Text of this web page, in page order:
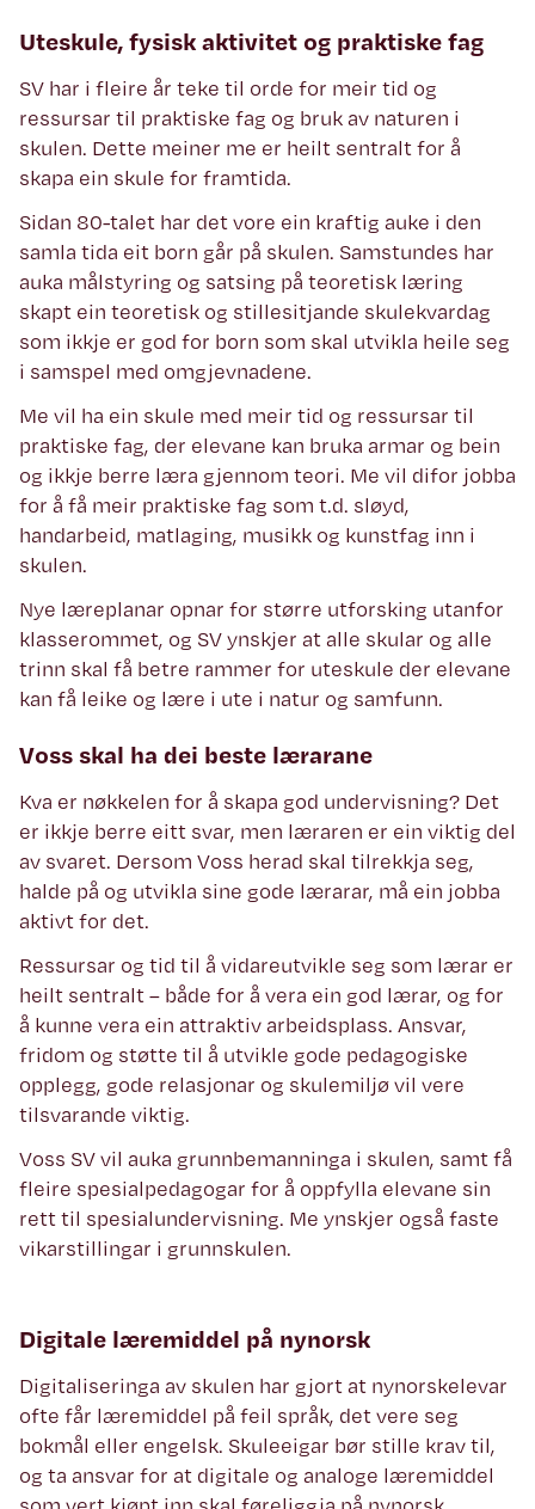
Uteskule, fysisk aktivitet og praktiske fag
SV har i fleire år teke til orde for meir tid og
ressursar til praktiske fag og bruk av naturen i
skulen. Dette meiner me er heilt sentralt for å
skapa ein skule for framtida.
Sidan 80-talet har det vore ein kraftig auke i den
samla tida eit born går på skulen. Samstundes har
auka målstyring og satsing på teoretisk læring
skapt ein teoretisk og stillesitjande skulekvardag
som ikkje er god for born som skal utvikla heile seg
i samspel med omgjevnadene.
Me vil ha ein skule med meir tid og ressursar til
praktiske fag, der elevane kan bruka armar og bein
og ikkje berre læra gjennom teori. Me vil difor jobba
for å få meir praktiske fag som t.d. sløyd,
handarbeid, matlaging, musikk og kunstfag inn i
skulen.
Nye læreplanar opnar for større utforsking utanfor
klasserommet, og SV ynskjer at alle skular og alle
trinn skal få betre rammer for uteskule der elevane
kan få leike og lære i ute i natur og samfunn.
Voss skal ha dei beste lærarane
Kva er nøkkelen for å skapa god undervisning? Det
er ikkje berre eitt svar, men læraren er ein viktig del
av svaret. Dersom Voss herad skal tilrekkja seg,
halde på og utvikla sine gode lærarar, må ein jobba
aktivt for det.
Ressursar og tid til å vidareutvikle seg som lærar er
heilt sentralt – både for å vera ein god lærar, og for
å kunne vera ein attraktiv arbeidsplass. Ansvar,
fridom og støtte til å utvikle gode pedagogiske
opplegg, gode relasjonar og skulemiljø vil vere
tilsvarande viktig.
Voss SV vil auka grunnbemanninga i skulen, samt få
fleire spesialpedagogar for å oppfylla elevane sin
rett til spesialundervisning. Me ynskjer også faste
vikarstillingar i grunnskulen.
Digitale læremiddel på nynorsk
Digitaliseringa av skulen har gjort at nynorskelevar
ofte får læremiddel på feil språk, det vere seg
bokmål eller engelsk. Skuleeigar bør stille krav til,
og ta ansvar for at digitale og analoge læremiddel